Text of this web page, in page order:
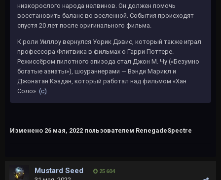
низкорослого народа нелвинов. Он должен помочь
восстановить баланс во вселенной. События происходят
спустя 20 лет после оригинального фильма.
К роли Уиллоу вернулся Уорик Дэвис, который также играл
профессора Флитвика в фильмах о Гарри Поттере.
Режиссёром пилотного эпизода стал Джон М. Чу («Безумно
богатые азиаты»), шоураннерами — Вэнди Марикл и
Джонатан Кэздан, который работал над фильмом «Хан
Соло». (с)
Изменено 26 мая, 2022 пользователем RenegadeSpectre
Mustard Seed 25 604